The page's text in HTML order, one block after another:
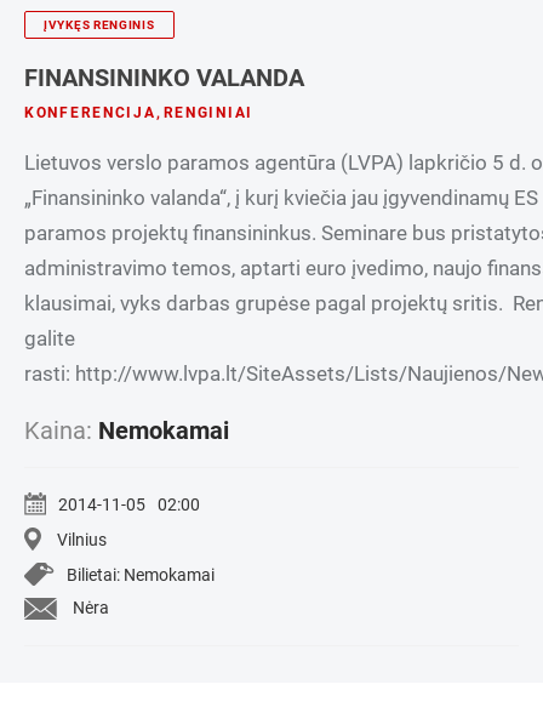
ĮVYKĘS RENGINIS
FINANSININKO VALANDA
KONFERENCIJA, RENGINIAI
​Lietuvos verslo paramos agentūra (LVPA) lapkričio 5 d.
„Finansininko valanda“, į kurį kviečia jau įgyvendinamų
paramos projektų finansininkus. Seminare bus
administravimo temos, aptarti euro įvedimo, naujo
klausimai, vyks darbas grupėse pagal projektų sritis.
galite
rasti: http://www.lvpa.lt/SiteAssets/Lists/Naujienos/
Kaina: Nemokamai
2014-11-05
02:00
Vilnius
Bilietai: Nemokamai
Nėra